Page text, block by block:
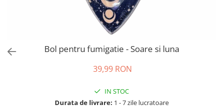
Bol pentru fumigatie - Soare si luna
39,99 RON
IN STOC
Durata de livrare: 1 - 7 zile lucratoare